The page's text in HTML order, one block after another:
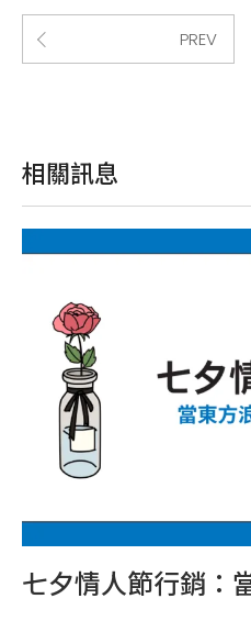
PREV
相關訊息